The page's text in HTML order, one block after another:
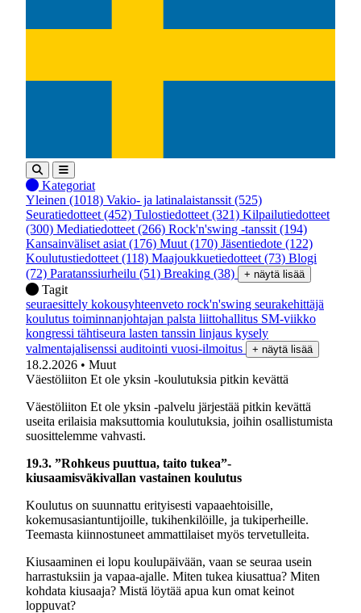
Kategoriat
Yleinen (1018) Vakio- ja latinalaistanssit (525)
Seuratiedotteet (452) Tulostiedotteet (321) Kilpailutiedotteet
(300) Mediatiedotteet (266) Rock'n'swing -tanssit (194)
Kansainväliset asiat (176) Muut (170) Jäsentiedote (122)
Koulutustiedotteet (118) Maajoukkuetiedotteet (73) Blogi
(72) Paratanssiurheilu (51) Breaking (38) + näytä lisää
Tagit
seuraesittely kokousyhteenveto rock'n'swing seurakehittäjä
koulutus toiminnanjohtajan palsta liittohallitus SM-viikko
kongressi tähtiseura lasten tanssin linjaus kysely
valmentajalisenssi auditointi vuosi-ilmoitus + näytä lisää
18.2.2026 • Muut
Väestöliiton Et ole yksin -koulutuksia pitkin kevättä
Väestöliiton Et ole yksin -palvelu järjestää pitkin kevättä
useita erilaisia maksuttomia koulutuksia, joihin osallistumista
suosittelemme vahvasti.
19.3. ”Rohkeus puuttua, taito tukea”-
kiusaamisväkivallan vastainen koulutus
Koulutus on suunnattu erityisesti vapaaehtoisille,
kokemusasiantuntijoille, tukihenkilöille, ja tukiperheille.
Teemasta kiinnostuneet ammattilaiset myös tervetulleita.
Kiusaaminen ei lopu koulupäivään, vaan se seuraa usein
harrastuksiin ja vapaa-ajalle. Miten tukea kiusattua? Miten
kohdata kiusaaja? Mistä löytää apua kun omat keinot
loppuvat?